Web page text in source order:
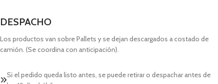
DESPACHO
Los productos van sobre Pallets y se dejan descargados a costado de
camión. (Se coordina con anticipación).
Si el pedido queda listo antes, se puede retirar o despachar antes de